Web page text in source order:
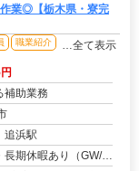
作業◎【栃木県・寮完
職業紹介 …全て表示
補助業務
浜駅
夏期/年末年始）※祝日も平日と同様の扱いで出勤日